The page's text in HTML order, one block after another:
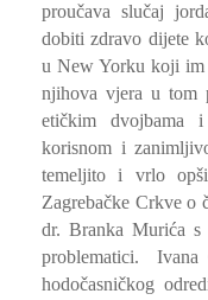
proučava slučaj
dobiti zdravo dijete
u New Yorku koji im
njihova vjera u tom
etičkim dvojbama
korisnom i
temeljito i vrlo
Zagrebačke Crkve o
dr. Branka Murića s
problematici. Ivana
hodočasničkog